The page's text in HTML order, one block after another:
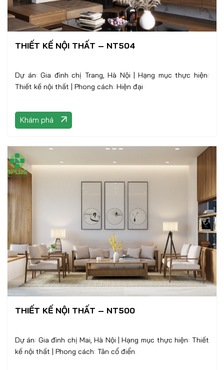
THIẾT KẾ NỘI THẤT – NT504
Dự án: Gia đình chị Trang, Hà Nội | Hạng mục thực hiện:
Thiết kế nội thất | Phong cách: Hiện đại
Khám phá
THIẾT KẾ NỘI THẤT – NT500
Dự án: Gia đình chị Mai, Hà Nội | Hạng mục thực hiện: Thiết
kế nội thất | Phong cách: Tân cổ điển